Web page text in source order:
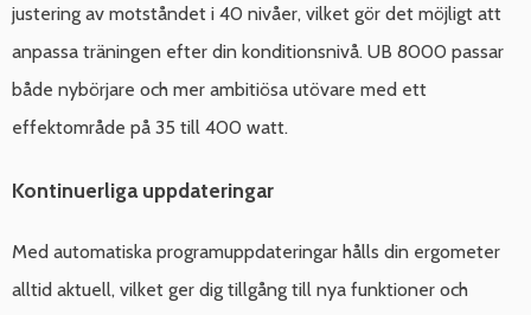
justering av motståndet i 40 nivåer, vilket gör det möjligt att
anpassa träningen efter din konditionsnivå. UB 8000 passar
både nybörjare och mer ambitiösa utövare med ett
effektområde på 35 till 400 watt.
Kontinuerliga uppdateringar
Med automatiska programuppdateringar hålls din ergometer
alltid aktuell, vilket ger dig tillgång till nya funktioner och